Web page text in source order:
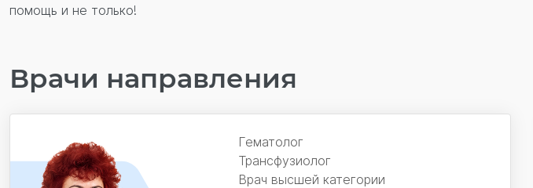
помощь и не только!
Врачи направления
Гематолог
Трансфузиолог
Врач высшей категории